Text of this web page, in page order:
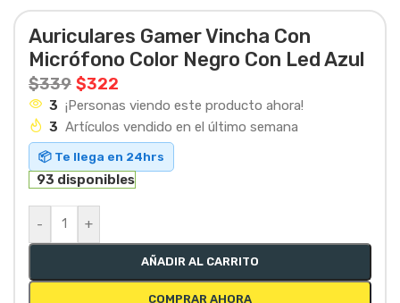
Auriculares Gamer Vincha Con
Micrófono Color Negro Con Led Azul
$339 $322
3 ¡Personas viendo este producto ahora!
3 Artículos vendido en el último semana
📦 Te llega en 24hrs
93 disponibles
- +
AÑADIR AL CARRITO
COMPRAR AHORA